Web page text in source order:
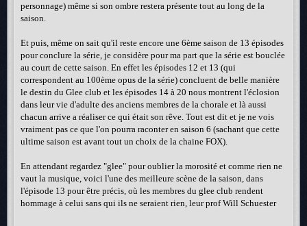
personnage) même si son ombre restera présente tout au long de la
saison.
Et puis, même on sait qu'il reste encore une 6ème saison de 13 épisodes
pour conclure la série, je considère pour ma part que la série est bouclée
au court de cette saison. En effet les épisodes 12 et 13 (qui
correspondent au 100ème opus de la série) concluent de belle manière
le destin du Glee club et les épisodes 14 à 20 nous montrent l'éclosion
dans leur vie d'adulte des anciens membres de la chorale et là aussi
chacun arrive a réaliser ce qui était son rêve. Tout est dit et je ne vois
vraiment pas ce que l'on pourra raconter en saison 6 (sachant que cette
ultime saison est avant tout un choix de la chaine FOX).
En attendant regardez "glee" pour oublier la morosité et comme rien ne
vaut la musique, voici l'une des meilleure scène de la saison, dans
l'épisode 13 pour être précis, où les membres du glee club rendent
hommage à celui sans qui ils ne seraient rien, leur prof Will Schuester